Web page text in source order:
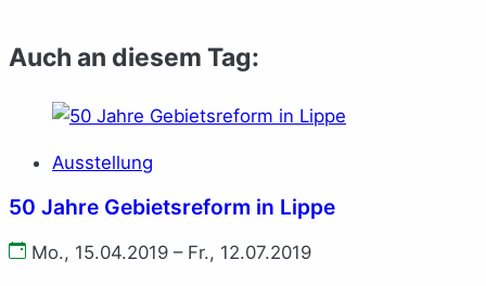
Auch an diesem Tag:
Ausstellung
50 Jahre Gebietsreform in Lippe
Mo., 15.04.2019 – Fr., 12.07.2019